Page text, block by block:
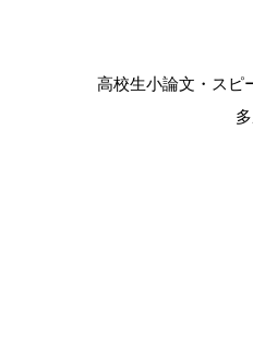
高校生小論文・スピ